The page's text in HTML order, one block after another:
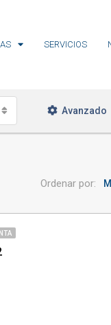
SERVICIOS
Avanzado
Ordenar por: